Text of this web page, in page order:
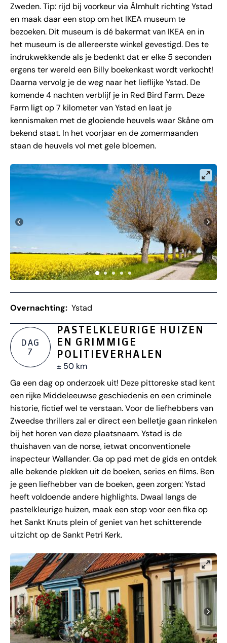
Zweden. Tip: rijd bij voorkeur via Älmhult richting Ystad
en maak daar een stop om het IKEA museum te
bezoeken. Dit museum is dé bakermat van IKEA en in
het museum is de allereerste winkel gevestigd. Des te
indrukwekkende als je bedenkt dat er elke 5 seconden
ergens ter wereld een Billy boekenkast wordt verkocht!
Daarna vervolg je de weg naar het lieflijke Ystad. De
komende 4 nachten verblijf je in Red Bird Farm. Deze
Farm ligt op 7 kilometer van Ystad en laat je
kennismaken met de glooiende heuvels waar Skåne om
bekend staat. In het voorjaar en de zomermaanden
staan de heuvels vol met gele bloemen.
Overnachting: Ystad
DAG
7
PASTELKLEURIGE HUIZEN
EN GRIMMIGE
POLITIEVERHALEN
± 50 km
Ga een dag op onderzoek uit! Deze pittoreske stad kent
een rijke Middeleeuwse geschiedenis en een criminele
historie, fictief wel te verstaan. Voor de liefhebbers van
Zweedse thrillers zal er direct een belletje gaan rinkelen
bij het horen van deze plaatsnaam. Ystad is de
thuishaven van de norse, ietwat onconventionele
inspecteur Wallander. Ga op pad met de gids en ontdek
alle bekende plekken uit de boeken, series en films. Ben
je geen liefhebber van de boeken, geen zorgen: Ystad
heeft voldoende andere highlights. Dwaal langs de
pastelkleurige huizen, maak een stop voor een fika op
het Sankt Knuts plein of geniet van het schitterende
uitzicht op de Sankt Petri Kerk.